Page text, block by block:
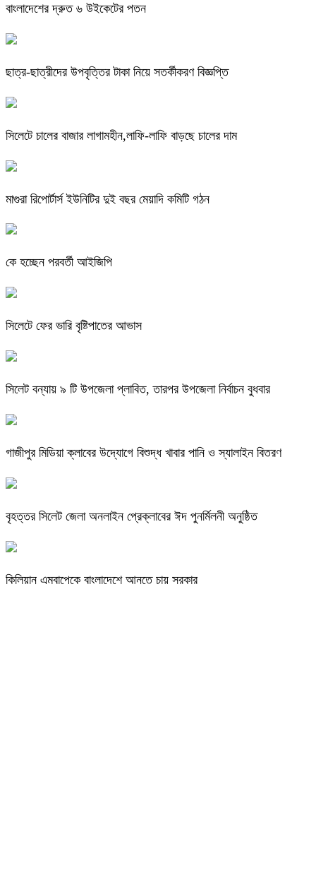
বাংলাদেশের দ্রুত ৬ উইকেটের পতন
ছাত্র-ছাত্রীদের উপবৃত্তির টাকা নিয়ে সতর্কীকরণ বিজ্ঞপ্তি
সিলেটে চালের বাজার লাগামহীন,লাফি-লাফি বাড়ছে চালের দাম
মাগুরা রিপোর্টার্স ইউনিটির দুই বছর মেয়াদি কমিটি গঠন
কে হচ্ছেন পরবর্তী আইজিপি
সিলেটে ফের ভারি বৃষ্টিপাতের আভাস
সিলেট বন্যায় ৯ টি উপজেলা প্লাবিত, তারপর উপজেলা নির্বাচন বুধবার
গাজীপুর মিডিয়া ক্লাবের উদ্যোগে বিশুদ্ধ খাবার পানি ও স্যালাইন বিতরণ
বৃহত্তর সিলেট জেলা অনলাইন প্রেক্লাবের ঈদ পুনর্মিলনী অনুষ্ঠিত
কিলিয়ান এমবাপেকে বাংলাদেশে আনতে চায় সরকার